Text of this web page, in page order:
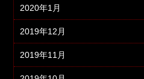
2020年1月
2019年12月
2019年11月